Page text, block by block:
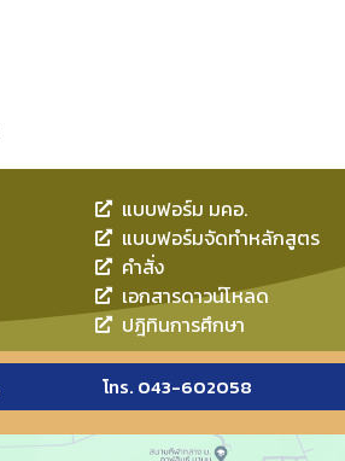
แบบฟอร์ม มคอ.
แบบฟอร์มจัดทำหลักสูตร
คำสั่ง
เอกสารดาวน์โหลด
ปฎิทินการศึกษา
โทร. 043-602058